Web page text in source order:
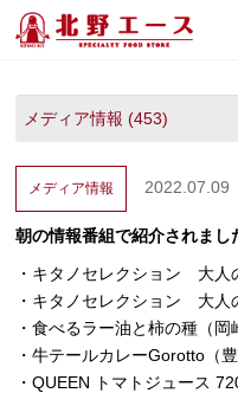
メディア情報 2022.07.09
朝の情報番組で紹介されまし
・キタノセレクション 大人
・キタノセレクション 大人
・食べるラー油と柿の種（岡
・牛テールカレーGorotto（豊
・QUEEN トマトジュース